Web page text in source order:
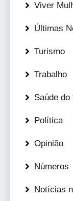
Viver
Últimas
Turismo
Trabalho
Saúde do
Política
Opinião
Números
Notícias